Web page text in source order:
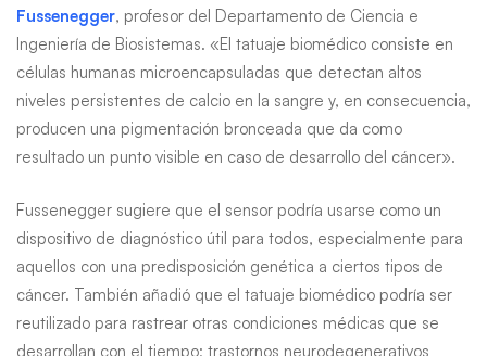
Fussenegger, profesor del Departamento de Ciencia e
Ingeniería de Biosistemas. «El tatuaje biomédico consiste en
células humanas microencapsuladas que detectan altos
niveles persistentes de calcio en la sangre y, en consecuencia,
producen una pigmentación bronceada que da como
resultado un punto visible en caso de desarrollo del cáncer».
Fussenegger sugiere que el sensor podría usarse como un
dispositivo de diagnóstico útil para todos, especialmente para
aquellos con una predisposición genética a ciertos tipos de
cáncer. También añadió que el tatuaje biomédico podría ser
reutilizado para rastrear otras condiciones médicas que se
desarrollan con el tiempo; trastornos neurodegenerativos